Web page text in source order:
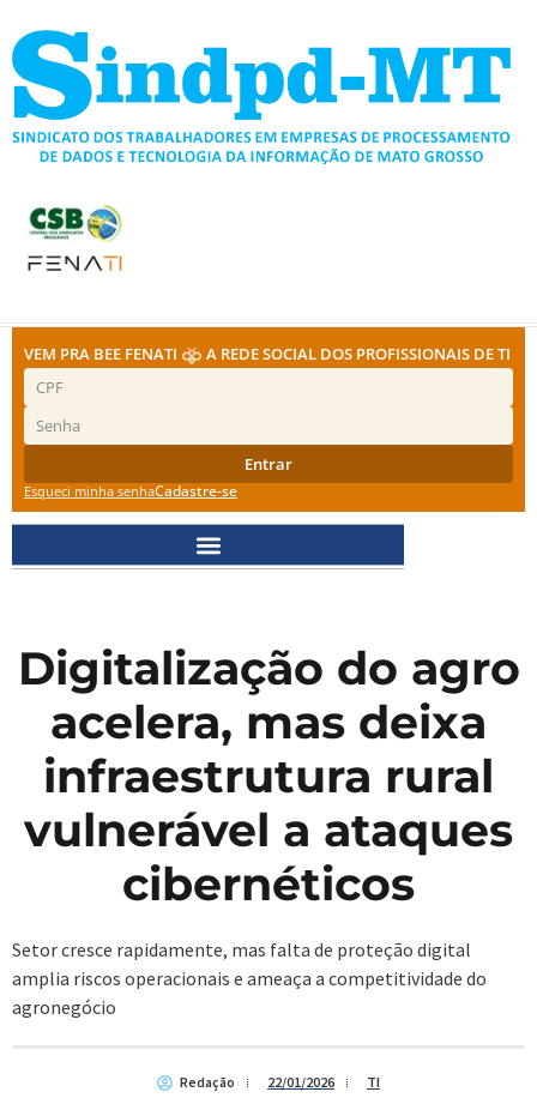
para
conteúdo
VEM PRA BEE FENATI A REDE SOCIAL DOS PROFISSIONAIS DE TI
Entrar
Esqueci minha senhaCadastre-se
Digitalização do agro
acelera, mas deixa
infraestrutura rural
vulnerável a ataques
cibernéticos
Setor cresce rapidamente, mas falta de proteção digital
amplia riscos operacionais e ameaça a competitividade do
agronegócio
Redação 22/01/2026 TI